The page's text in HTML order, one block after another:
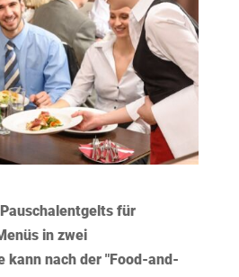
für
in zwei
kann nach der "Food-and-